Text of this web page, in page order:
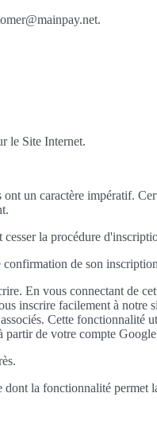
le Site Internet.
un caractère impératif.
la procédure
de son
En vous connectant de
inscrire facilement à notre
Cette fonctionnalité
partir de votre compte
la fonctionnalité permet